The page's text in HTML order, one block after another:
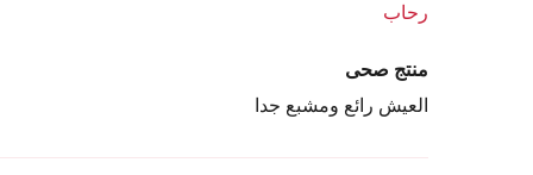
رحاب
منتج صحى
العيش رائع ومشبع جدا